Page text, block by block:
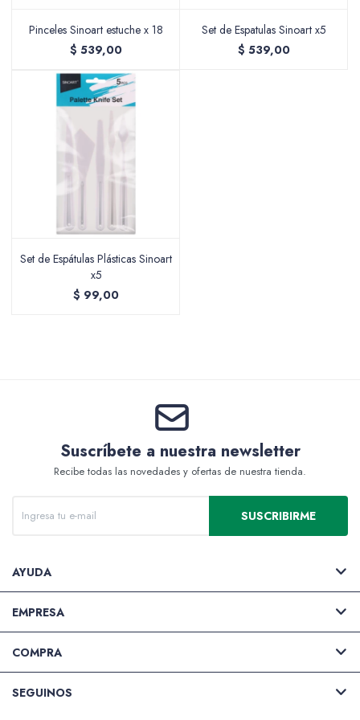
Pinceles Sinoart estuche x 18
$ 539,00
Set de Espatulas Sinoart x5
$ 539,00
Set de Espátulas Plásticas Sinoart
x5
$ 99,00
Suscríbete a nuestra newsletter
Recibe todas las novedades y ofertas de nuestra tienda.
SUSCRIBIRME
AYUDA
EMPRESA
COMPRA
SEGUINOS
Maquillaje
Cotillón y Sorpresitas
Varios
Soportes Artísticos